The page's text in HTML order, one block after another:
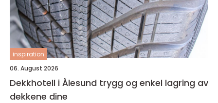
inspiration
06. August 2026
Dekkhotell i Ålesund trygg og enkel lagring av
dekkene dine